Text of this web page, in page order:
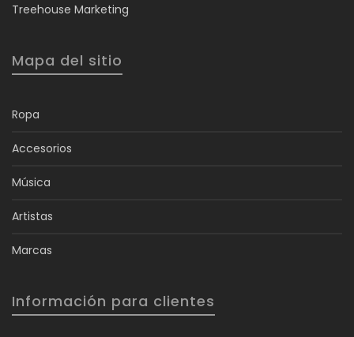
Treehouse Marketing
Mapa del sitio
Ropa
Accesorios
Música
Artistas
Marcas
Información para clientes